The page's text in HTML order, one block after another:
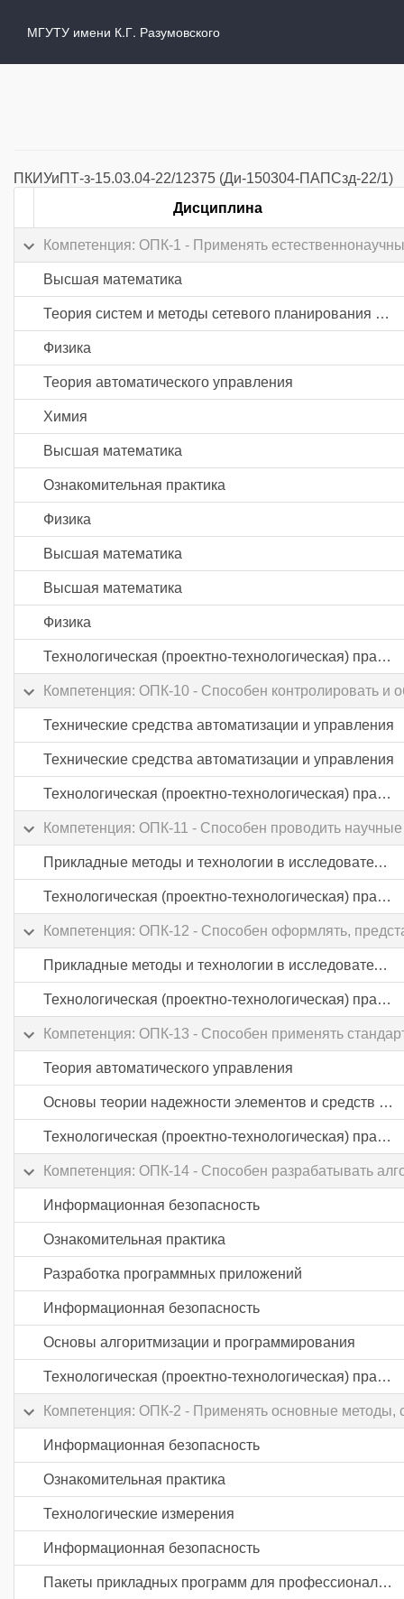
МГУТУ имени К.Г. Разумовского
ПКИУиПТ-з-15.03.04-22/12375 (Ди-150304-ПАПСзд-22/1)
Дисциплина
Компетенция: ОПК-1 - Применять
Высшая математика
Теория систем и методы сетевого планирования и управления
Физика
Теория автоматического управления
Химия
Высшая математика
Ознакомительная практика
Физика
Высшая математика
Высшая математика
Физика
Технологическая (проектно-технологическая) практика
Компетенция: ОПК-10 - Способен контролировать и
Технические средства автоматизации и управления
Технические средства автоматизации и управления
Технологическая (проектно-технологическая) практика
Компетенция: ОПК-11 - Способен проводить
Прикладные методы и технологии в исследовательской деятельности
Технологическая (проектно-технологическая) практика
Компетенция: ОПК-12 - Способен оформлять,
Прикладные методы и технологии в исследовательской деятельности
Технологическая (проектно-технологическая) практика
Компетенция: ОПК-13 - Способен применять
Теория автоматического управления
Основы теории надежности элементов и средств автоматики
Технологическая (проектно-технологическая) практика
Компетенция: ОПК-14 - Способен разрабатывать
Информационная безопасность
Ознакомительная практика
Разработка программных приложений
Информационная безопасность
Основы алгоритмизации и программирования
Технологическая (проектно-технологическая) практика
Компетенция: ОПК-2 - Применять основные методы,
Информационная безопасность
Ознакомительная практика
Технологические измерения
Информационная безопасность
Пакеты прикладных программ для профессиональной деятельности